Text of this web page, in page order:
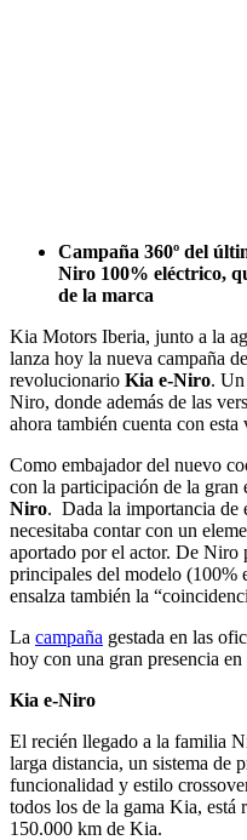
Campaña 360º del
Niro 100% eléctrico,
de la marca
Kia Motors Iberia, junto a la
lanza hoy la nueva campaña
revolucionario Kia e-Niro.
Niro, donde además de las
ahora también cuenta con
Como embajador del nuevo
con la participación de la gran
Niro. Dada la importancia de
necesitaba contar con un
aportado por el actor. De Niro
principales del modelo (100%
ensalza también la
La campaña gestada en las
hoy con una gran presencia en
Kia e-Niro
El recién llegado a la familia
larga distancia, un sistema de
funcionalidad y estilo
todos los de la gama Kia, está
150.000 km de Kia.